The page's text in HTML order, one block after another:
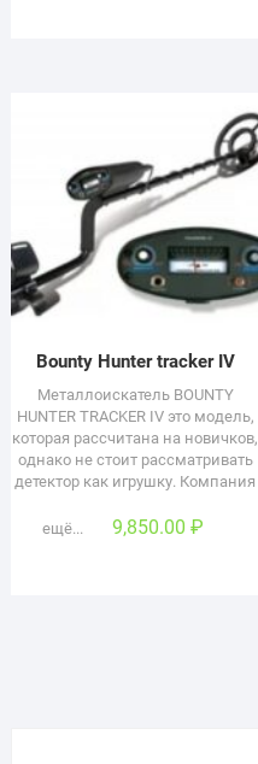
Bounty Hunter tracker IV
Металлоискатель BOUNTY
HUNTER TRACKER IV это модель,
которая рассчитана на новичков,
однако не стоит рассматривать
детектор как игрушку. Компания
ещё... 9,850.00₽